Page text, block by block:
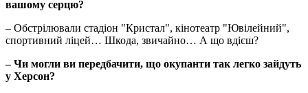
вашому серцю?
– Обстрілювали стадіон "Кристал", кінотеатр "Ювілейний",
спортивний ліцей… Шкода, звичайно… А що вдієш?
– Чи могли ви передбачити, що окупанти так легко зайдуть
у Херсон?